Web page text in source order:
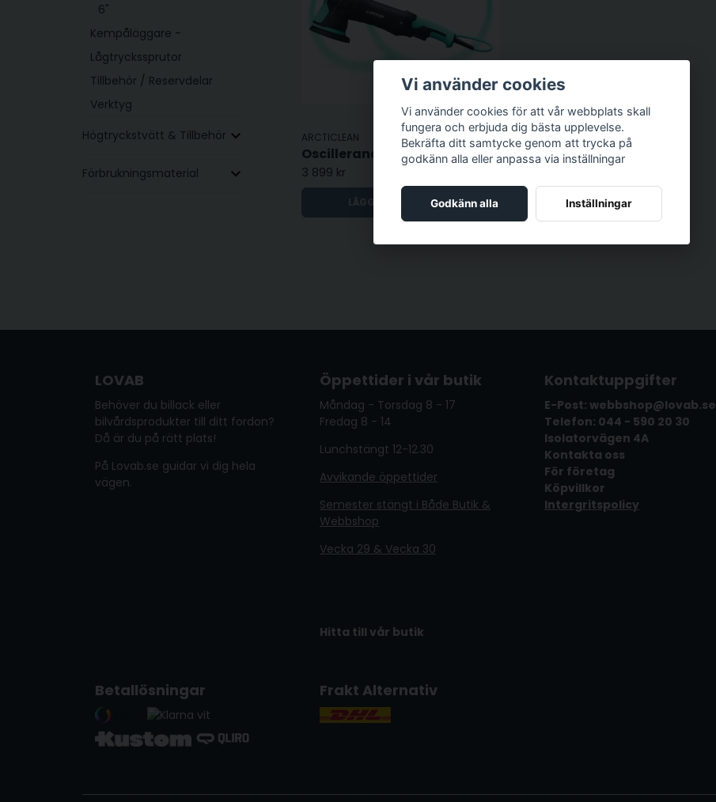
6"
Kempåläggare -
Lågtryckssprutor
Tillbehör / Reservdelar
Verktyg
Högtryckstvätt & Tillbehör
Förbrukningsmaterial
ARCTICLEAN
Oscillerande Polermaskin - 125/150mm - DUAL SIZE
3 899 kr
LÄGG I VARUKORGEN
LOVAB
Behöver du billack eller
bilvårdsprodukter till ditt fordon?
Då är du på rätt plats!
På Lovab.se guidar vi dig hela
vägen.
Öppettider i vår butik
Måndag - Torsdag 8 - 17
Fredag 8 - 14
Lunchstängt 12-12.30
Avvikande öppettider
Semester stängt i Både Butik &
Webbshop
Vecka 29 & Vecka 30
Hitta till vår butik
Kontaktuppgifter
E-Post: webbshop@lovab.se
Telefon: 044 - 590 20 30
Isolatorvägen 4A
Kontakta oss
För företag
Köpvillkor
Intergritspolicy
Betallösningar Frakt Alternativ
Vi använder cookies
Vi använder cookies för att vår webbplats skall
fungera och erbjuda dig bästa upplevelse.
Bekräfta ditt samtycke genom att trycka på
godkänn alla eller anpassa via inställningar
Godkänn alla Inställningar